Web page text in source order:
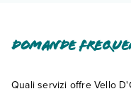
Domande
Quali servizi offre Vello